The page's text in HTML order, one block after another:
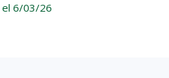
el 6/03/26